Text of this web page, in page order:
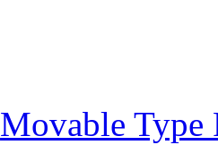
Movable Type